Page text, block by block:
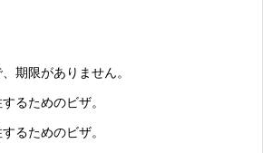
期限がありません。
るためのビザ。
るためのビザ。